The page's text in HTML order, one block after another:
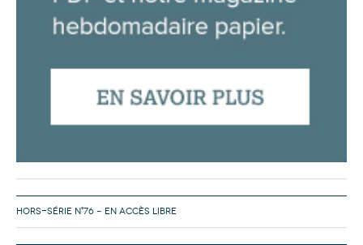
HORS-SÉRIE N°76 – EN ACCÈS LIBRE